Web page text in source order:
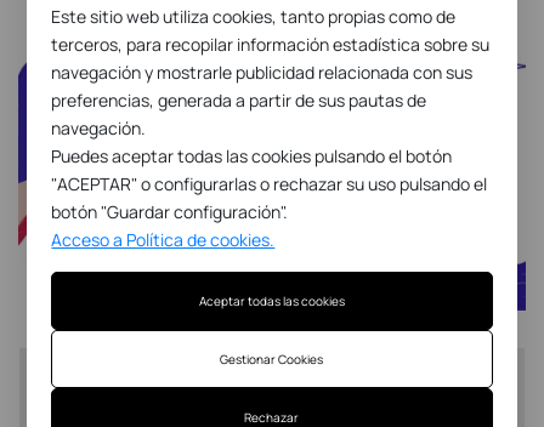
Este sitio web utiliza cookies, tanto propias como de
terceros, para recopilar información estadística sobre su
navegación y mostrarle publicidad relacionada con sus
preferencias, generada a partir de sus pautas de
navegación.
Puedes aceptar todas las cookies pulsando el botón
"ACEPTAR" o configurarlas o rechazar su uso pulsando el
botón "Guardar configuración".
Acceso a Política de cookies.
Aceptar todas las cookies
Gestionar Cookies
Rechazar